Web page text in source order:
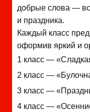
добрые слова —
и праздника.
Каждый класс
оформив яркий и
1 класс —
2 класс —
3 класс —
4 класс —